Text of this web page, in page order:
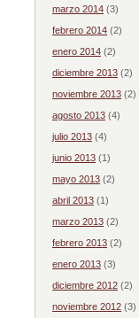
marzo 2014 (3)
febrero 2014 (2)
enero 2014 (2)
diciembre 2013 (2)
noviembre 2013 (2)
agosto 2013 (4)
julio 2013 (4)
junio 2013 (1)
mayo 2013 (2)
abril 2013 (1)
marzo 2013 (2)
febrero 2013 (2)
enero 2013 (3)
diciembre 2012 (2)
noviembre 2012 (3)